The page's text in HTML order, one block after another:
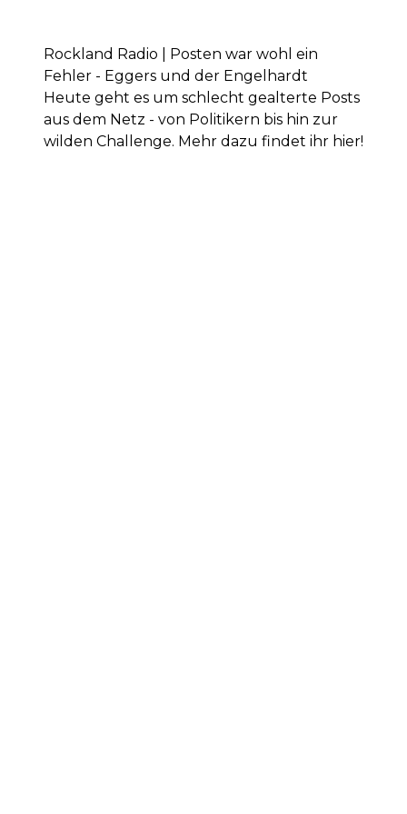
Rockland Radio | Posten war wohl ein
Fehler - Eggers und der Engelhardt
Heute geht es um schlecht gealterte Posts
aus dem Netz - von Politikern bis hin zur
wilden Challenge. Mehr dazu findet ihr hier!